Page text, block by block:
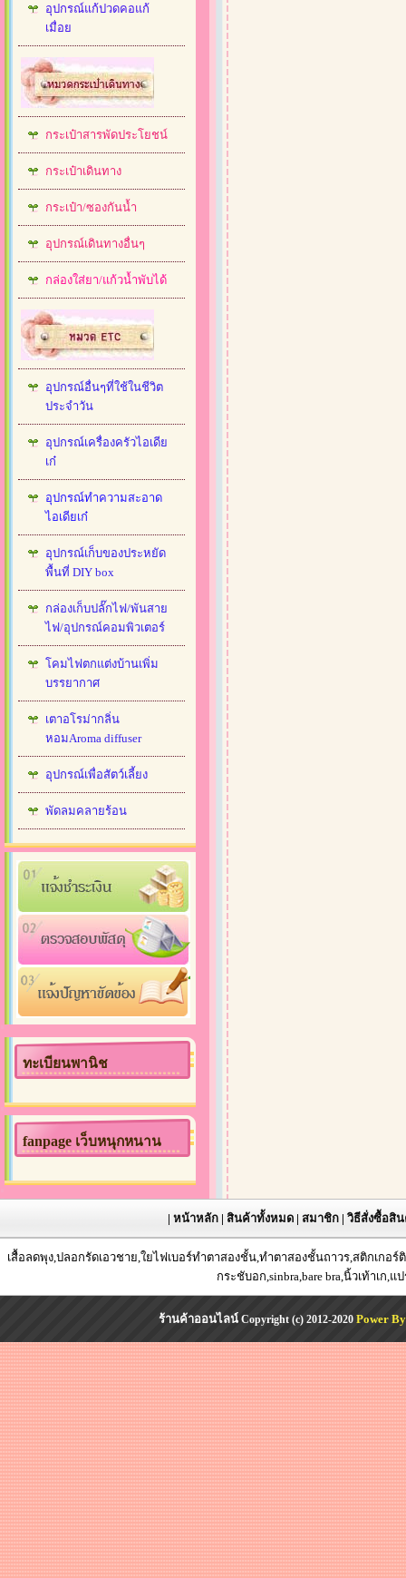
อุปกรณ์แก้ปวดคอแก้
เมื่อย
กระเป๋าสารพัดประโยชน์
กระเป๋าเดินทาง
กระเป๋า/ซองกันน้ำ
อุปกรณ์เดินทางอื่นๆ
กล่องใส่ยา/แก้วน้ำพับได้
อุปกรณ์อื่นๆที่ใช้ในชีวิต
ประจำวัน
อุปกรณ์เครื่องครัวไอเดีย
เก๋
อุปกรณ์ทำความสะอาด
ไอเดียเก๋
อุปกรณ์เก็บของประหยัด
พื้นที่ DIY box
กล่องเก็บปลั๊กไฟ/พันสาย
ไฟ/อุปกรณ์คอมพิวเตอร์
โคมไฟตกแต่งบ้านเพิ่ม
บรรยากาศ
เตาอโรม่ากลิ่น
หอมAroma diffuser
อุปกรณ์เพื่อสัตว์เลี้ยง
พัดลมคลายร้อน
ทะเบียนพานิช
fanpage เว็บหนุกหนาน
| หน้าหลัก | สินค้าทั้งหมด | สมาชิก | วิธีสั่งซื้อสิ
เสื้อลดพุง,ปลอกรัดเอวชาย,ใยไฟเบอร์ทำตาสองชั้น,ทำตาสองชั้นถาวร,สติกเกอ
กระชับอก,sinbra,bare bra,นิ้วเท้าเก,
ร้านค้าออนไลน์Copyright (c) 2012-2020 Power